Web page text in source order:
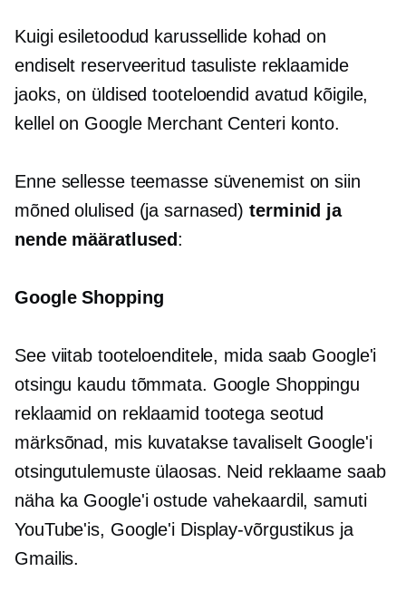
Kuigi esiletoodud karussellide kohad on
endiselt reserveeritud tasuliste reklaamide
jaoks, on üldised tooteloendid avatud kõigile,
kellel on Google Merchant Centeri konto.
Enne sellesse teemasse süvenemist on siin
mõned olulised (ja sarnased)terminid ja
nende määratlused:
Google Shopping
See viitab tooteloenditele, mida saab Google'i
otsingu kaudu tõmmata. Google Shoppingu
reklaamid on reklaamid tootega seotud
märksõnad, mis kuvatakse tavaliselt Google'i
otsingutulemuste ülaosas. Neid reklaame saab
näha ka Google'i ostude vahekaardil, samuti
YouTube'is, Google'i Display-võrgustikus ja
Gmailis.